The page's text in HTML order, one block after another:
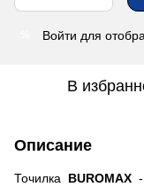
Войти для
В
Описание
Точилка BUROMAX